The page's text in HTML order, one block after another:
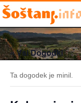
« Vsi Dogodki
Ta dogodek je minil.